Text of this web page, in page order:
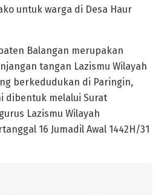
untuk warga di Desa Haur
Balangan merupakan
tangan Lazismu Wilayah
berkedudukan di Paringin,
dibentuk melalui Surat
Lazismu Wilayah
16 Jumadil Awal 1442H/31